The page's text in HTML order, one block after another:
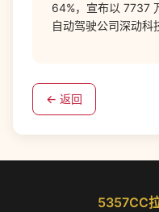
64%，宣布以 7737
自动驾驶公司深动科
← 返回
5357CC